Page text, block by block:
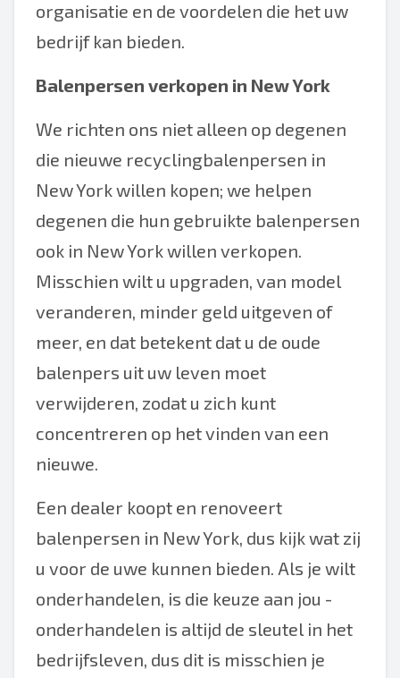
organisatie en de voordelen die het uw
bedrijf kan bieden.
Balenpersen verkopen in New York
We richten ons niet alleen op degenen
die nieuwe recyclingbalenpersen in
New York willen kopen; we helpen
degenen die hun gebruikte balenpersen
ook in New York willen verkopen.
Misschien wilt u upgraden, van model
veranderen, minder geld uitgeven of
meer, en dat betekent dat u de oude
balenpers uit uw leven moet
verwijderen, zodat u zich kunt
concentreren op het vinden van een
nieuwe.
Een dealer koopt en renoveert
balenpersen in New York, dus kijk wat zij
u voor de uwe kunnen bieden. Als je wilt
onderhandelen, is die keuze aan jou -
onderhandelen is altijd de sleutel in het
bedrijfsleven, dus dit is misschien je